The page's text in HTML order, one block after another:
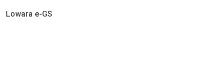
Lowara e-GS